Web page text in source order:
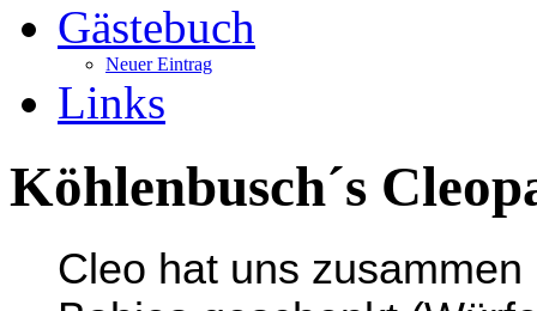
Gästebuch
Neuer Eintrag
Links
Köhlenbusch´s
Cleo hat uns